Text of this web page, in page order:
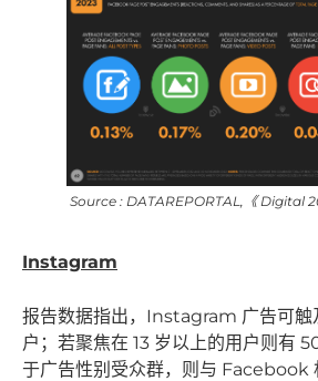
Source : DATAREPORTAL,《 Digital
Instagram
报告数据指出，Instagram 广告可触
户；若聚焦在 13 岁以上的用户则有
于广告性别受众群，则与 Facebook